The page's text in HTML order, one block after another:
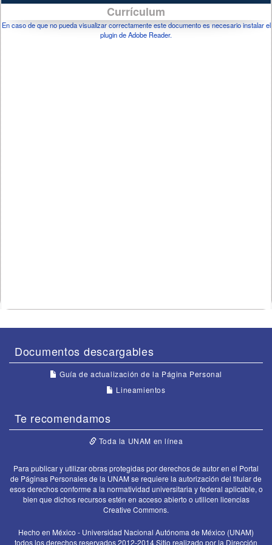
Currículum
En caso de que no pueda visualizar correctamente este documento es necesario instalar el
plugin de Adobe Reader.
Documentos descargables
Guía de actualización de la Página Personal
Lineamientos
Te recomendamos
Toda la UNAM en línea
Para publicar y utilizar obras protegidas por derechos de autor en el Portal
de Páginas Personales de la UNAM se requiere la autorización del titular de
esos derechos conforme a la normatividad universitaria y federal aplicable, o
bien que dichos recursos estén en acceso abierto o utilicen licencias
Creative Commons.
Hecho en México - Universidad Nacional Autónoma de México (UNAM)
todos los derechos reservados 2012-2014 Sitio realizado por la Dirección